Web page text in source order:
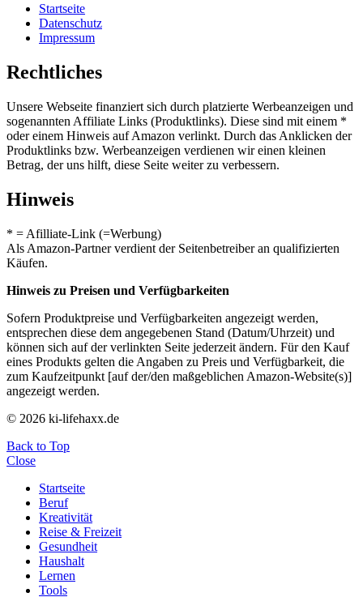
Startseite
Datenschutz
Impressum
Rechtliches
Unsere Webseite finanziert sich durch platzierte Werbeanzeigen und
sogenannten Affiliate Links (Produktlinks). Diese sind mit einem *
oder einem Hinweis auf Amazon verlinkt. Durch das Anklicken der
Produktlinks bzw. Werbeanzeigen verdienen wir einen kleinen
Betrag, der uns hilft, diese Seite weiter zu verbessern.
Hinweis
* = Afilliate-Link (=Werbung)
Als Amazon-Partner verdient der Seitenbetreiber an qualifizierten
Käufen.
Hinweis zu Preisen und Verfügbarkeiten
Sofern Produktpreise und Verfügbarkeiten angezeigt werden,
entsprechen diese dem angegebenen Stand (Datum/Uhrzeit) und
können sich auf der verlinkten Seite jederzeit ändern. Für den Kauf
eines Produkts gelten die Angaben zu Preis und Verfügbarkeit, die
zum Kaufzeitpunkt [auf der/den maßgeblichen Amazon-Website(s)]
angezeigt werden.
© 2026 ki-lifehaxx.de
Back to Top
Close
Startseite
Beruf
Kreativität
Reise & Freizeit
Gesundheit
Haushalt
Lernen
Tools